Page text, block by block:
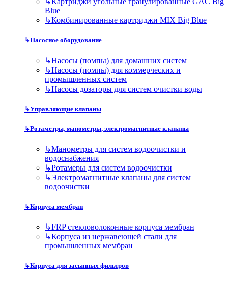
Blue
↳Комбинированные картриджи MIX Big Blue
↳Насосное оборудование
↳Насосы (помпы) для домашних систем
↳Насосы (помпы) для коммерческих и
промышленных систем
↳Насосы дозаторы для систем очистки воды
↳Управляющие клапаны
↳Ротаметры, манометры, электромагнитные клапаны
↳Манометры для систем водоочистки и
водоснабжения
↳Ротамеры для систем водоочистки
↳Электромагнитные клапаны для систем
водоочистки
↳Корпуса мембран
↳FRP стекловолоконные корпуса мембран
↳Корпуса из нержавеющей стали для
промышленных мембран
↳Корпуса для засыпных фильтров